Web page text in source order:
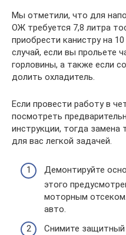
Мы отметили, что для
ОЖ требуется 7,8 литра
приобрести канистру на
случай, если вы прольете
горловины, а также если
долить охладитель.
Если провести работу в
посмотреть
инструкции, тогда замена
для вас легкой задачей.
Демонтируйте
этого
моторным
авто.
Снимите защитный